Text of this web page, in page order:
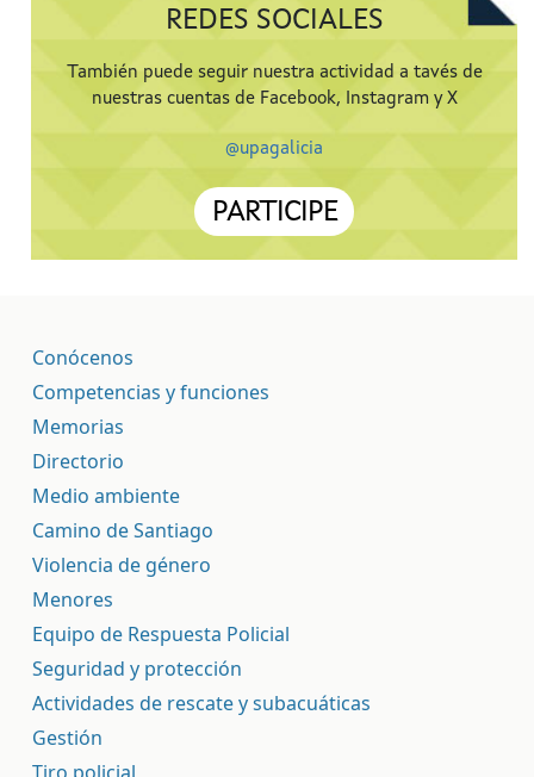
REDES SOCIALES
También puede seguir nuestra actividad a tavés de
nuestras cuentas de Facebook, Instagram y X
@upagalicia
PARTICIPE
Conócenos
Competencias y funciones
Memorias
Directorio
Medio ambiente
Camino de Santiago
Violencia de género
Menores
Equipo de Respuesta Policial
Seguridad y protección
Actividades de rescate y subacuáticas
Gestión